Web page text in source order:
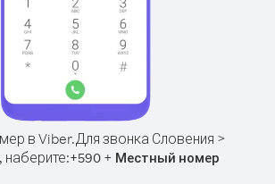
в Viber.Для звонка Словения >
наберите:+590+ Местный номер